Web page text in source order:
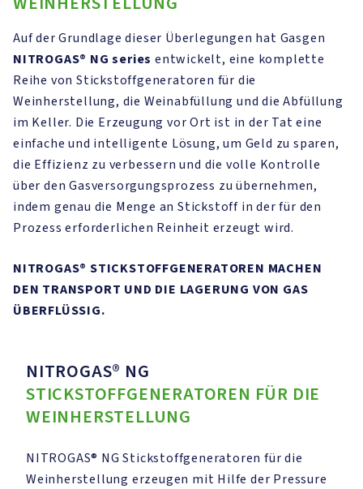
Auf der Grundlage dieser Überlegungen hat Gasgen
NITROGAS® NG series entwickelt, eine komplette
Reihe von Stickstoffgeneratoren für die
Weinherstellung, die Weinabfüllung und die Abfüllung
im Keller. Die Erzeugung vor Ort ist in der Tat eine
einfache und intelligente Lösung, um Geld zu sparen,
die Effizienz zu verbessern und die volle Kontrolle
über den Gasversorgungsprozess zu übernehmen,
indem genau die Menge an Stickstoff in der für den
Prozess erforderlichen Reinheit erzeugt wird.
NITROGAS® STICKSTOFFGENERATOREN MACHEN
DEN TRANSPORT UND DIE LAGERUNG VON GAS
ÜBERFLÜSSIG.
NITROGAS® NG
STICKSTOFFGENERATOREN FÜR DIE
WEINHERSTELLUNG
NITROGAS® NG Stickstoffgeneratoren für die
Weinherstellung erzeugen mit Hilfe der Pressure